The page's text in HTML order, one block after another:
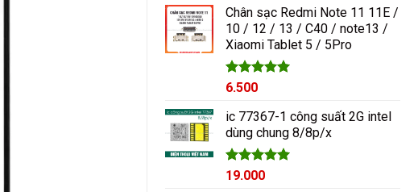
5 sao
Chân sạc Redmi Note 11 11E /
10 / 12 / 13 / C40 / note13 /
Xiaomi Tablet 5 / 5Pro
Được xếp
5 sao
6.500
ic 77367-1 công suất 2G intel
dùng chung 8/8p/x
Được xếp
19.000